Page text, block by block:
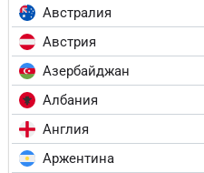
Австралия
Австрия
Азербайджан
Албания
Англия
Аржентина